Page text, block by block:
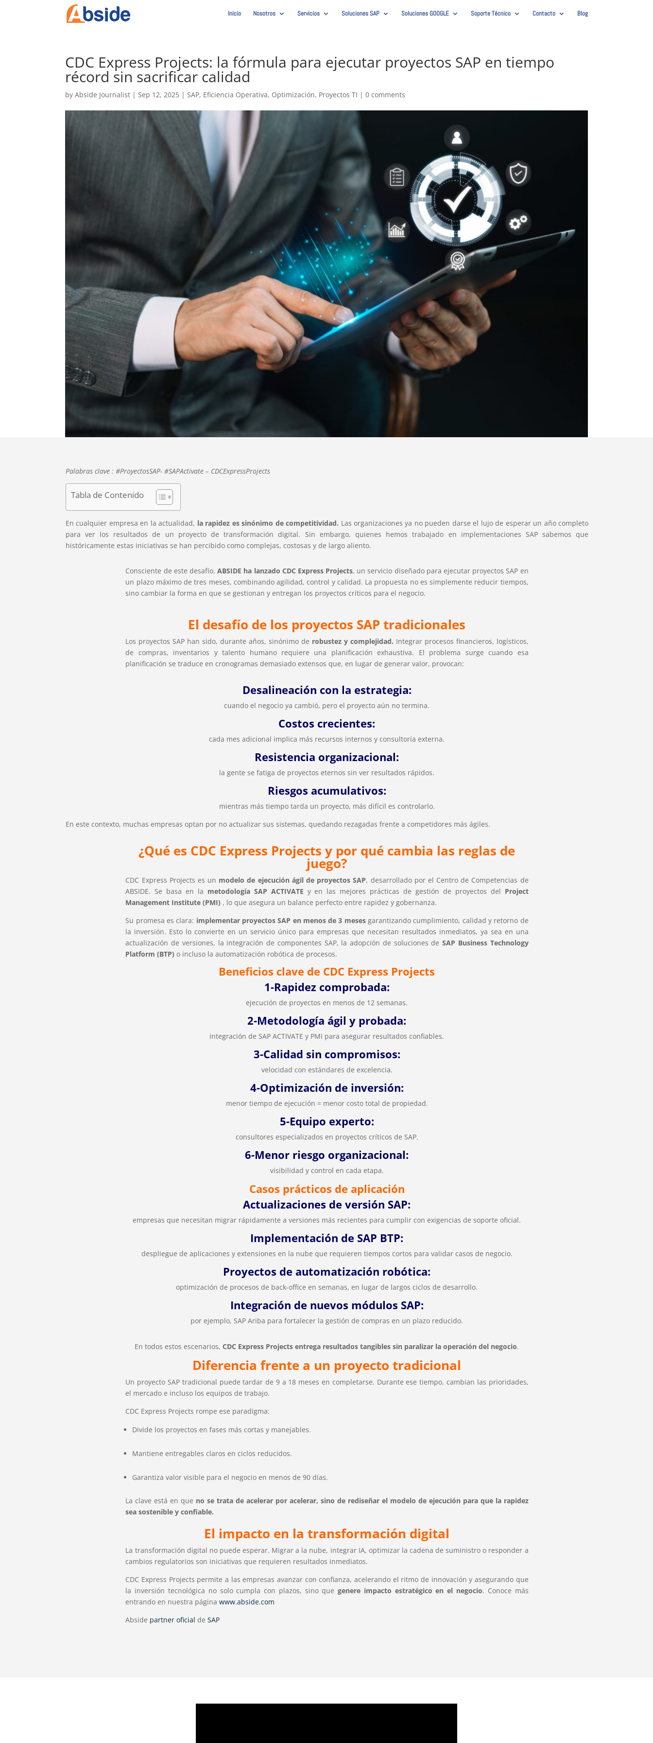
Inicio Nosotros Servicios Soluciones SAP Soluciones GOOGLE Soporte Técnico Contacto Blog
CDC Express Projects: la fórmula para ejecutar proyectos SAP en tiempo
récord sin sacrificar calidad
byAbside Journalist |Sep 12, 2025 |SAP, Eficiencia Operativa, Optimización, Proyectos TI |0 comments
Palabras clave : #ProyectosSAP- #SAPActivate – CDCExpressProjects
Tabla de Contenido
En cualquier empresa en la actualidad, la rapidez es sinónimo de competitividad. Las organizaciones ya no pueden darse el lujo de esperar un año completo
para ver los resultados de un proyecto de transformación digital. Sin embargo, quienes hemos trabajado en implementaciones SAP sabemos que
históricamente estas iniciativas se han percibido como complejas, costosas y de largo aliento.
Consciente de este desafío,ABSIDE ha lanzado CDC Express Projects, un servicio diseñado para ejecutar proyectos SAP en
un plazo máximo de tres meses, combinando agilidad, control y calidad. La propuesta no es simplemente reducir tiempos,
sino cambiar la forma en que se gestionan y entregan los proyectos críticos para el negocio.
El desafío de los proyectos SAP tradicionales
Los proyectos SAP han sido, durante años, sinónimo de robustez y complejidad. Integrar procesos financieros, logísticos,
de compras, inventarios y talento humano requiere una planificación exhaustiva. El problema surge cuando esa
planificación se traduce en cronogramas demasiado extensos que, en lugar de generar valor, provocan:
Desalineación con la estrategia:
cuando el negocio ya cambió, pero el proyecto aún no termina.
Costos crecientes:
cada mes adicional implica más recursos internos y consultoría externa.
Resistencia organizacional:
la gente se fatiga de proyectos eternos sin ver resultados rápidos.
Riesgos acumulativos:
mientras más tiempo tarda un proyecto, más difícil es controlarlo.
En este contexto, muchas empresas optan por no actualizar sus sistemas, quedando rezagadas frente a competidores más ágiles.
¿Qué es CDC Express Projects y por qué cambia las reglas de
juego?
CDC Express Projects es un modelo de ejecución ágil de proyectos SAP, desarrollado por el Centro de Competencias de
ABSIDE. Se basa en la metodología SAP ACTIVATE y en las mejores prácticas de gestión de proyectos del Project
Management Institute (PMI) , lo que asegura un balance perfecto entre rapidez y gobernanza.
Su promesa es clara: implementar proyectos SAP en menos de 3 mesesgarantizando cumplimiento, calidad y retorno de
la inversión. Esto lo convierte en un servicio único para empresas que necesitan resultados inmediatos, ya sea en una
actualización de versiones, la integración de componentes SAP, la adopción de soluciones deSAP Business Technology
Platform (BTP)o incluso la automatización robótica de procesos.
Beneficios clave de CDC Express Projects
1-Rapidez comprobada:
ejecución de proyectos en menos de 12 semanas.
2-Metodología ágil y probada:
integración de SAP ACTIVATE y PMI para asegurar resultados confiables.
3-Calidad sin compromisos:
velocidad con estándares de excelencia.
4-Optimización de inversión:
menor tiempo de ejecución = menor costo total de propiedad.
5-Equipo experto:
consultores especializados en proyectos críticos de SAP.
6-Menor riesgo organizacional:
visibilidad y control en cada etapa.
Casos prácticos de aplicación
Actualizaciones de versión SAP:
empresas que necesitan migrar rápidamente a versiones más recientes para cumplir con exigencias de soporte oficial.
Implementación de SAP BTP:
despliegue de aplicaciones y extensiones en la nube que requieren tiempos cortos para validar casos de negocio.
Proyectos de automatización robótica:
optimización de procesos de back-office en semanas, en lugar de largos ciclos de desarrollo.
Integración de nuevos módulos SAP:
por ejemplo, SAP Ariba para fortalecer la gestión de compras en un plazo reducido.
En todos estos escenarios, CDC Express Projects entrega resultados tangibles sin paralizar la operación del negocio.
Diferencia frente a un proyecto tradicional
Un proyecto SAP tradicional puede tardar de 9 a 18 meses en completarse. Durante ese tiempo, cambian las prioridades,
el mercado e incluso los equipos de trabajo.
CDC Express Projects rompe ese paradigma:
Divide los proyectos en fases más cortas y manejables.
Mantiene entregables claros en ciclos reducidos.
Garantiza valor visible para el negocio en menos de 90 días.
La clave está en que no se trata de acelerar por acelerar, sino de rediseñar el modelo de ejecución para que la rapidez
sea sostenible y confiable.
El impacto en la transformación digital
La transformación digital no puede esperar. Migrar a la nube, integrar IA, optimizar la cadena de suministro o responder a
cambios regulatorios son iniciativas que requieren resultados inmediatos.
CDC Express Projects permite a las empresas avanzar con confianza, acelerando el ritmo de innovación y asegurando que
la inversión tecnológica no solo cumpla con plazos, sino quegenere impacto estratégico en el negocio. Conoce más
entrando en nuestra páginawww.abside.com
Abside partner oficial deSAP